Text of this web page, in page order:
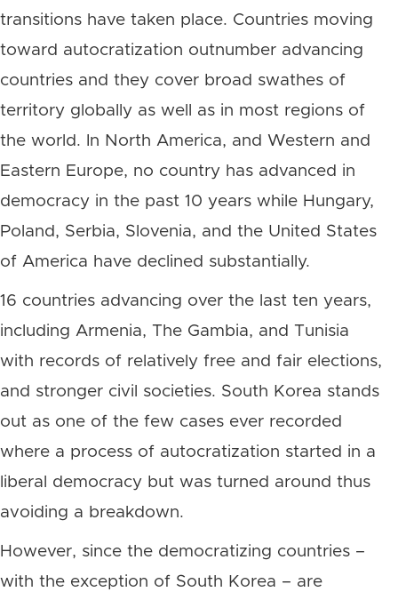
transitions have taken place. Countries moving
toward autocratization outnumber advancing
countries and they cover broad swathes of
territory globally as well as in most regions of
the world. In North America, and Western and
Eastern Europe, no country has advanced in
democracy in the past 10 years while Hungary,
Poland, Serbia, Slovenia, and the United States
of America have declined substantially.
16 countries advancing over the last ten years,
including Armenia, The Gambia, and Tunisia
with records of relatively free and fair elections,
and stronger civil societies. South Korea stands
out as one of the few cases ever recorded
where a process of autocratization started in a
liberal democracy but was turned around thus
avoiding a breakdown.
However, since the democratizing countries –
with the exception of South Korea – are